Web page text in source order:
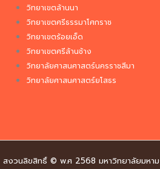
วิทยาเขตล้านนา
วิทยาเขตศรีธรรมาโศกราช
วิทยาเขตร้อยเอ็ด
วิทยาเขตศรีล้านช้าง
วิทยาลัยศาสนศาสตร์นครราชสีมา
วิทยาลัยศาสนศาสตร์ยโสธร
สงวนลิขสิทธิ์ © พ.ศ 2568 มหาวิทยาลัยมหาม